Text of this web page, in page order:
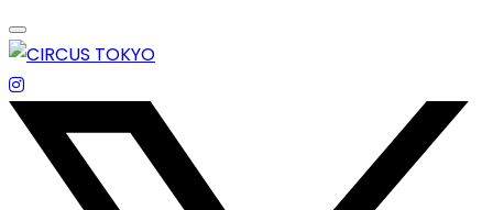
Skip
to
content
エンターテイメントスペース